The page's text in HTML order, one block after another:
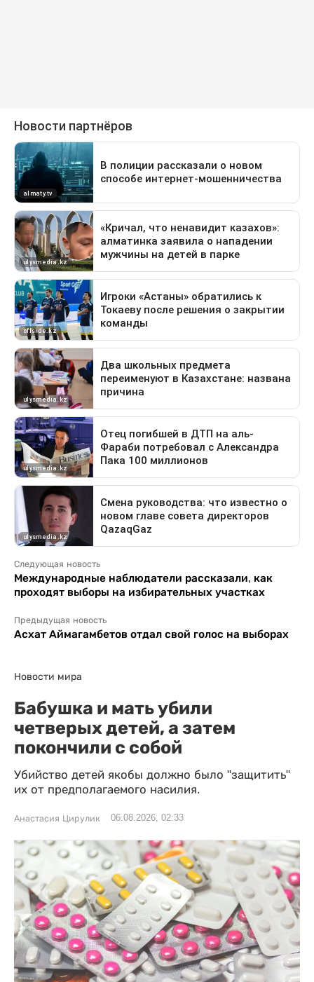
Следующая новость
Международные наблюдатели рассказали, как
проходят выборы на избирательных участках
Предыдущая новость
Асхат Аймагамбетов отдал свой голос на выборах
Новости мира
Бабушка и мать убили
четверых детей, а затем
покончили с собой
Убийство детей якобы должно было "защитить"
их от предполагаемого насилия.
Анастасия Цирулик 06.08.2026, 02:33